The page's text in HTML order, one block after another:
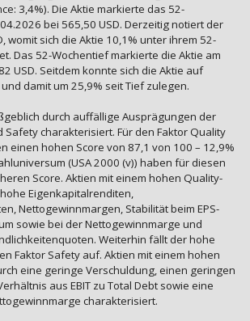
3,4%). Die Aktie markierte das 52-
bei 565,50 USD. Derzeitig notiert der
womit sich die Aktie 10,1% unter ihrem 52-
Das 52-Wochentief markierte die Aktie am
USD. Seitdem konnte sich die Aktie auf
damit um 25,9% seit Tief zulegen.
durch auffällige Ausprägungen der
Safety charakterisiert. Für den Faktor Quality
einen hohen Score von 87,1 von 100 – 12,9%
(USA 2000 (v)) haben für diesen
Score. Aktien mit einem hohen Quality-
Eigenkapitalrenditen,
Nettogewinnmargen, Stabilität beim EPS-
sowie bei der Nettogewinnmarge und
Weiterhin fällt der hohe
Faktor Safety auf. Aktien mit einem hohen
eine geringe Verschuldung, einen geringen
aus EBIT zu Total Debt sowie eine
charakterisiert.